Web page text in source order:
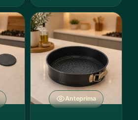
Anteprima